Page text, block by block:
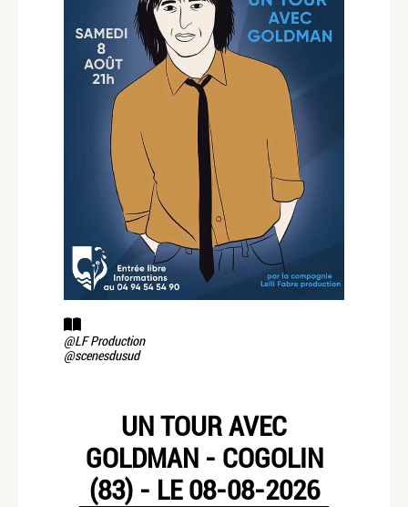
@LF Production
@scenesdusud
UN TOUR AVEC
GOLDMAN - COGOLIN
(83) - LE 08-08-2026